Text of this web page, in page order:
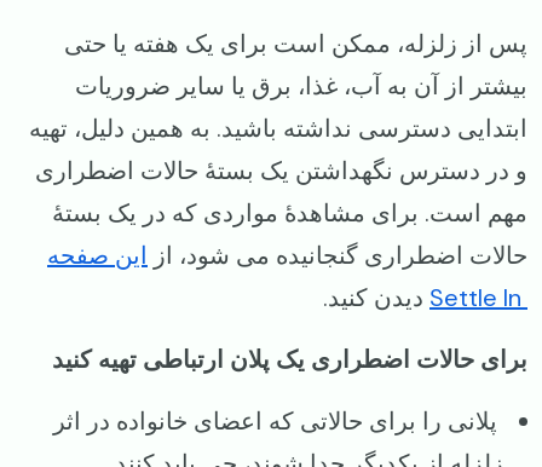
پس از زلزله، ممکن است برای یک هفته یا حتی
بیشتر از آن به آب، غذا، برق یا سایر ضروریات
ابتدایی دسترسی نداشته باشید. به همین دلیل، تهیه
و در دسترس نگهداشتن یک بستهٔ حالات اضطراری
مهم است. برای مشاهدهٔ مواردی که در یک بستهٔ
حالات اضطراری گنجانیده می شود، از این صفحه
دیدن کنید.
برای حالات اضطراری یک پلان ارتباطی تهیه کنید
پلانی را برای حالاتی که اعضای خانواده در اثر